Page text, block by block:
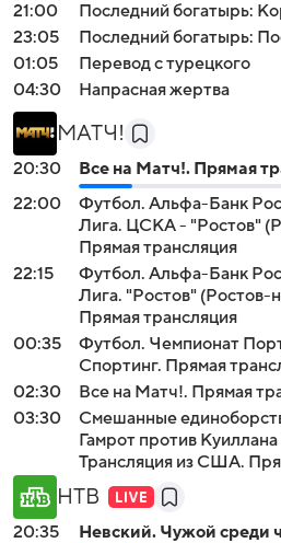
21:00
Последний богатырь:
23:05
Последний богатырь:
01:05
Перевод с турецкого
04:30
Напрасная жертва
МАТЧ!
20:30
Все на Матч!. Прямая
22:00
Футбол. Альфа-Банк
Лига. ЦСКА - "Ростов"
Прямая трансляция
22:15
Футбол. Альфа-Банк
Лига. "Ростов"
Прямая трансляция
00:35
Футбол. Чемпионат
Спортинг. Прямая
02:30
Все на Матч!. Прямая
03:30
Смешанные
Гамрот против
Трансляция из США.
НТВ
20:35
Невский. Чужой среди